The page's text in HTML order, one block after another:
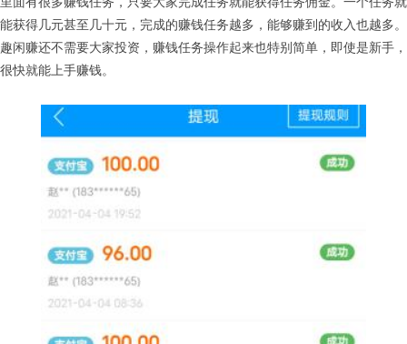
能获得几元甚至几十元，完成的赚钱任务越多，能够赚到的收入也越多。
趣闲赚还不需要大家投资，赚钱任务操作起来也特别简单，即使是新手，
很快就能上手赚钱。